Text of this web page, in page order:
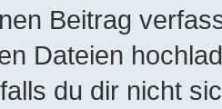
Beitrag
Dateien
du dir nicht